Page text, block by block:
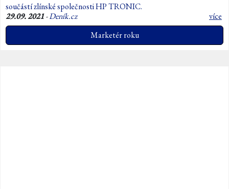
součástí zlínské společnosti HP TRONIC.
29.09. 2021-Deník.cz
více
Marketér roku